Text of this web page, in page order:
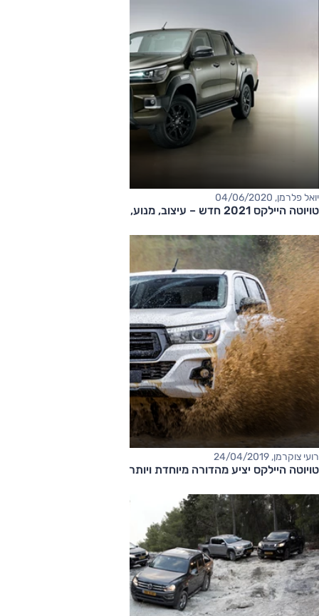
יואל פלרמן, 04/06/2020
טויוטה היילקס 2021 חדש – עיצוב, מנוע, רמת גימור ייחודית
רועי צוקרמן, 24/04/2019
טויוטה היילקס יציע מהדורה מיוחדת ויותר אבזור בטיחות